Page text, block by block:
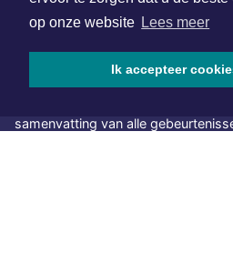
op onze website Lees meer
Ik accepteer
NIEUWSBRIEF AANMELDEN
Schrijf je in voor onze nieuwsbrief
samenvatting van alle